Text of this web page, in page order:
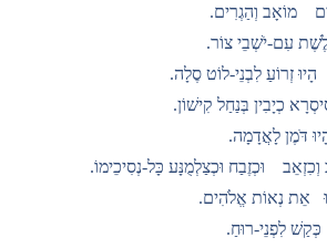
מוֹאָב וְהַגְרִים.
עִם-יֹשְׁבֵי צוֹר.
זְרוֹעַ לִבְנֵי-לוֹט סֶלָה.
כְיָבִין בְּנַחַל קִישׁוֹן.
דֹּמֶן לָאֲדָמָה.
וּכְזֶבַח וּכְצַלְמֻנָּע כָּל-נְסִיכֵימוֹ.
אֵת נְאוֹת אֱלֹהִים.
לִפְנֵי-רוּחַ.